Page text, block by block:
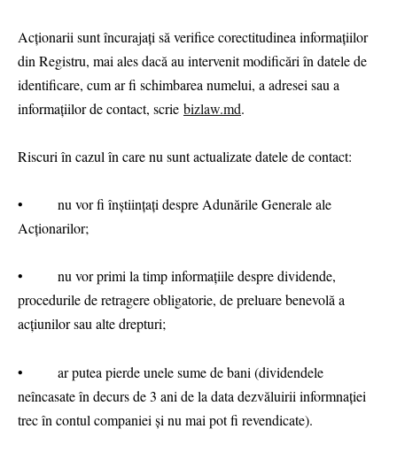
Acționarii sunt încurajați să verifice corectitudinea informațiilor
din Registru, mai ales dacă au intervenit modificări în datele de
identificare, cum ar fi schimbarea numelui, a adresei sau a
informațiilor de contact, scrie bizlaw.md.
Riscuri în cazul în care nu sunt actualizate datele de contact:
• nu vor fi înștiințați despre Adunările Generale ale
Acționarilor;
• nu vor primi la timp informațiile despre dividende,
procedurile de retragere obligatorie, de preluare benevolă a
acțiunilor sau alte drepturi;
• ar putea pierde unele sume de bani (dividendele
neîncasate în decurs de 3 ani de la data dezvăluirii informnației
trec în contul companiei și nu mai pot fi revendicate).